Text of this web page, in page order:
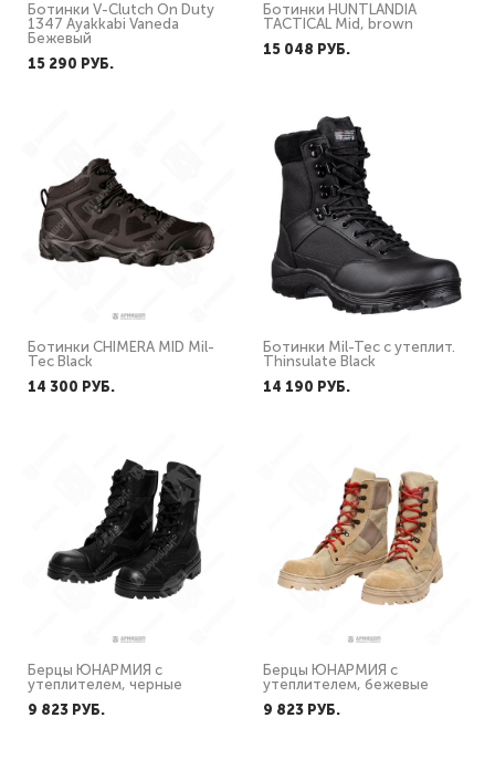
Ботинки V-Clutch On Duty
1347 Ayakkabi Vaneda
Бежевый
15 290 PУБ.
Ботинки HUNTLANDIA
TACTICAL Mid, brown
15 048 PУБ.
Ботинки CHIMERA MID Mil-
Tec Black
14 300 PУБ.
Ботинки Mil-Tec с утеплит.
Thinsulate Black
14 190 PУБ.
Берцы ЮНАРМИЯ с
утеплителем, черные
9 823 PУБ.
Берцы ЮНАРМИЯ с
утеплителем, бежевые
9 823 PУБ.